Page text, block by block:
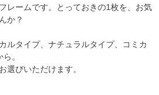
レームです。とっておきの1枚を、お気
か？
ルタイプ、ナチュラルタイプ、コミカ
。
選びいただけます。